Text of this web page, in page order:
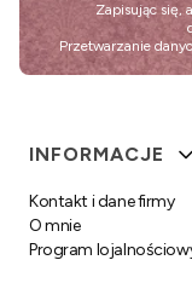
Zapisując się,
Przetwarzanie
Linki w stopce
INFORMACJE
Kontakt i dane firmy
O mnie
Program